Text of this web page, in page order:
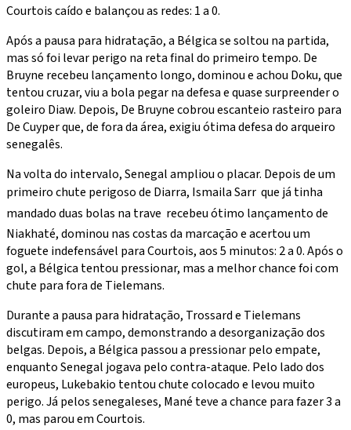
Courtois caído e balançou as redes: 1 a 0.
Após a pausa para hidratação, a Bélgica se soltou na partida,
mas só foi levar perigo na reta final do primeiro tempo. De
Bruyne recebeu lançamento longo, dominou e achou Doku, que
tentou cruzar, viu a bola pegar na defesa e quase surpreender o
goleiro Diaw. Depois, De Bruyne cobrou escanteio rasteiro para
De Cuyper que, de fora da área, exigiu ótima defesa do arqueiro
senegalês.
Na volta do intervalo, Senegal ampliou o placar. Depois de um
primeiro chute perigoso de Diarra, Ismaila Sarr  que já tinha
mandado duas bolas na trave  recebeu ótimo lançamento de
Niakhaté, dominou nas costas da marcação e acertou um
foguete indefensável para Courtois, aos 5 minutos: 2 a 0. Após o
gol, a Bélgica tentou pressionar, mas a melhor chance foi com
chute para fora de Tielemans.
Durante a pausa para hidratação, Trossard e Tielemans
discutiram em campo, demonstrando a desorganização dos
belgas. Depois, a Bélgica passou a pressionar pelo empate,
enquanto Senegal jogava pelo contra-ataque. Pelo lado dos
europeus, Lukebakio tentou chute colocado e levou muito
perigo. Já pelos senegaleses, Mané teve a chance para fazer 3 a
0, mas parou em Courtois.